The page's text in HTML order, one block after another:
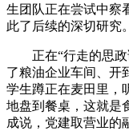
生团队正在尝试中
此了后续的深切研究。
正在“行走的思政
了粮油企业车间、开
学生蹲正在麦田里，
地盘到餐桌，这就是
成说，党建取营业的